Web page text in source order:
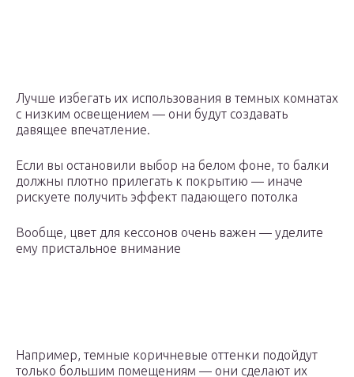
Лучше избегать их использования в темных комнатах
с низким освещением — они будут создавать
давящее впечатление.
Если вы остановили выбор на белом фоне, то балки
должны плотно прилегать к покрытию — иначе
рискуете получить эффект падающего потолка
Вообще, цвет для кессонов очень важен — уделите
ему пристальное внимание
Например, темные коричневые оттенки подойдут
только большим помещениям — они сделают их